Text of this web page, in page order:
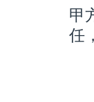
甲
任